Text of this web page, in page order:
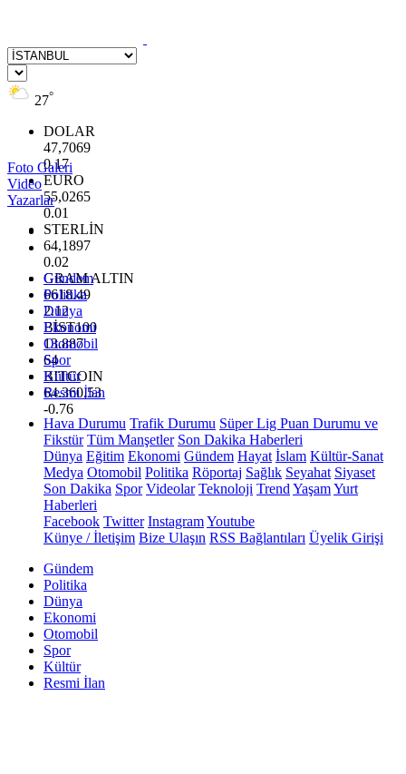
27°
DOLAR
47,7069
0.17
EURO
55,0265
0.01
STERLİN
64,1897
0.02
GRAM ALTIN
6618.49
2.12
BİST100
13.887
64
BITCOIN
64.360,53
-0.76
Foto Galeri
Video
Yazarlar
Gündem
Politika
Dünya
Ekonomi
Otomobil
Spor
Kültür
Resmi İlan
Hava Durumu Trafik Durumu Süper Lig Puan Durumu ve
Fikstür Tüm Manşetler Son Dakika Haberleri
Dünya Eğitim Ekonomi Gündem Hayat İslam Kültür-Sanat
Medya Otomobil Politika Röportaj Sağlık Seyahat Siyaset
Son Dakika Spor Videolar Teknoloji Trend YaşamYurt
Haberleri
Facebook Twitter InstagramYoutube
Künye / İletişim Bize Ulaşın RSS Bağlantıları Üyelik Girişi
Gündem
Politika
Dünya
Ekonomi
Otomobil
Spor
Kültür
Resmi İlan